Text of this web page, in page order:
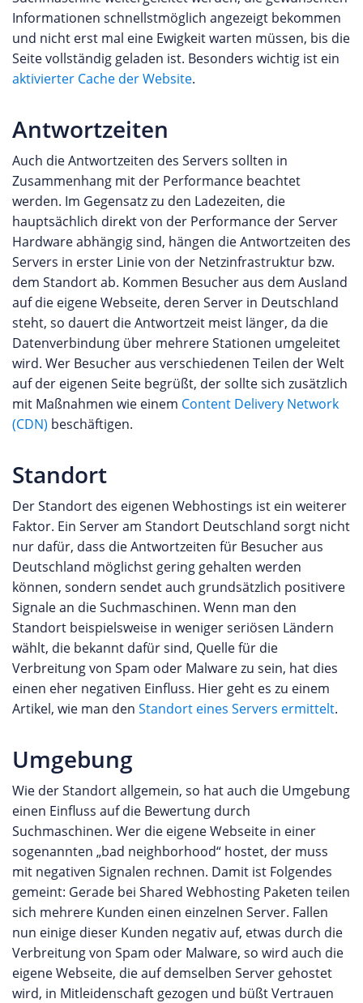
Informationen schnellstmöglich angezeigt bekommen
und nicht erst mal eine Ewigkeit warten müssen, bis die
Seite vollständig geladen ist. Besonders wichtig ist ein
aktivierter Cache der Website.
Antwortzeiten
Auch die Antwortzeiten des Servers sollten in
Zusammenhang mit der Performance beachtet
werden. Im Gegensatz zu den Ladezeiten, die
hauptsächlich direkt von der Performance der Server
Hardware abhängig sind, hängen die Antwortzeiten des
Servers in erster Linie von der Netzinfrastruktur bzw.
dem Standort ab. Kommen Besucher aus dem Ausland
auf die eigene Webseite, deren Server in Deutschland
steht, so dauert die Antwortzeit meist länger, da die
Datenverbindung über mehrere Stationen umgeleitet
wird. Wer Besucher aus verschiedenen Teilen der Welt
auf der eigenen Seite begrüßt, der sollte sich zusätzlich
mit Maßnahmen wie einem Content Delivery Network
(CDN) beschäftigen.
Standort
Der Standort des eigenen Webhostings ist ein weiterer
Faktor. Ein Server am Standort Deutschland sorgt nicht
nur dafür, dass die Antwortzeiten für Besucher aus
Deutschland möglichst gering gehalten werden
können, sondern sendet auch grundsätzlich positivere
Signale an die Suchmaschinen. Wenn man den
Standort beispielsweise in weniger seriösen Ländern
wählt, die bekannt dafür sind, Quelle für die
Verbreitung von Spam oder Malware zu sein, hat dies
einen eher negativen Einfluss. Hier geht es zu einem
Artikel, wie man den Standort eines Servers ermittelt.
Umgebung
Wie der Standort allgemein, so hat auch die Umgebung
einen Einfluss auf die Bewertung durch
Suchmaschinen. Wer die eigene Webseite in einer
sogenannten „bad neighborhood“ hostet, der muss
mit negativen Signalen rechnen. Damit ist Folgendes
gemeint: Gerade bei Shared Webhosting Paketen teilen
sich mehrere Kunden einen einzelnen Server. Fallen
nun einige dieser Kunden negativ auf, etwas durch die
Verbreitung von Spam oder Malware, so wird auch die
eigene Webseite, die auf demselben Server gehostet
wird, in Mitleidenschaft gezogen und büßt Vertrauen